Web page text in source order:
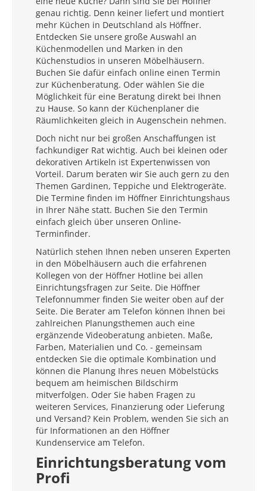
genau richtig. Denn keiner liefert und montiert
mehr Küchen in Deutschland als Höffner.
Entdecken Sie unsere große Auswahl an
Küchenmodellen und Marken in den
Küchenstudios in unseren Möbelhäusern.
Buchen Sie dafür einfach online einen Termin
zur Küchenberatung. Oder wählen Sie die
Möglichkeit für eine Beratung direkt bei Ihnen
zu Hause. So kann der Küchenplaner die
Räumlichkeiten gleich in Augenschein nehmen.
Doch nicht nur bei großen Anschaffungen ist
fachkundiger Rat wichtig. Auch bei kleinen oder
dekorativen Artikeln ist Expertenwissen von
Vorteil. Darum beraten wir Sie auch gern zu den
Themen Gardinen, Teppiche und Elektrogeräte.
Die Termine finden im Höffner Einrichtungshaus
in Ihrer Nähe statt. Buchen Sie den Termin
einfach gleich über unseren Online-
Terminfinder.
Natürlich stehen Ihnen neben unseren Experten
in den Möbelhäusern auch die erfahrenen
Kollegen von der Höffner Hotline bei allen
Einrichtungsfragen zur Seite. Die Höffner
Telefonnummer finden Sie weiter oben auf der
Seite. Die Berater am Telefon können Ihnen bei
zahlreichen Planungsthemen auch eine
ergänzende Videoberatung anbieten. Maße,
Farben, Materialien und Co. - gemeinsam
entdecken Sie die optimale Kombination und
können die Planung Ihres neuen Möbelstücks
bequem am heimischen Bildschirm
mitverfolgen. Oder Sie haben Fragen zu
weiteren Services, Finanzierung oder Lieferung
und Versand? Kein Problem, wenden Sie sich an
für Informationen an den Höffner
Kundenservice am Telefon.
Einrichtungsberatung vom
Profi